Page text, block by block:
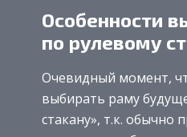
Особенности
по рулевому
Очевидный момент,
выбирать раму
стакану», т.к. обычно